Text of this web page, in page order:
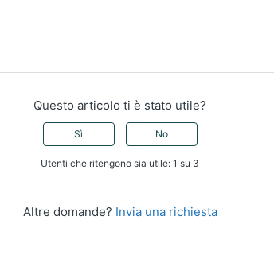
Questo articolo ti è stato utile?
Sì No
Utenti che ritengono sia utile: 1 su 3
Altre domande? Invia una richiesta